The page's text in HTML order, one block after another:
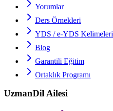
Yorumlar
Ders Örnekleri
YDS / e-YDS Kelimeleri
Blog
Garantili Eğitim
Ortaklık Programı
UzmanDil Ailesi